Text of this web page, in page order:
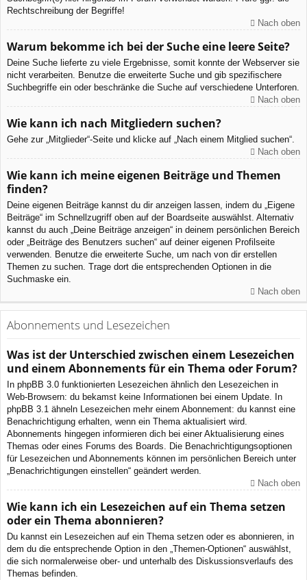
Rechtschreibung der Begriffe!
Nach oben
Warum bekomme ich bei der Suche eine leere Seite?
Deine Suche lieferte zu viele Ergebnisse, somit konnte der Webserver sie
nicht verarbeiten. Benutze die erweiterte Suche und gib spezifischere
Suchbegriffe ein oder beschränke die Suche auf verschiedene Unterforen.
Nach oben
Wie kann ich nach Mitgliedern suchen?
Gehe zur „Mitglieder“-Seite und klicke auf „Nach einem Mitglied suchen“.
Nach oben
Wie kann ich meine eigenen Beiträge und Themen
finden?
Deine eigenen Beiträge kannst du dir anzeigen lassen, indem du „Eigene
Beiträge“ im Schnellzugriff oben auf der Boardseite auswählst. Alternativ
kannst du auch „Deine Beiträge anzeigen“ in deinem persönlichen Bereich
oder „Beiträge des Benutzers suchen“ auf deiner eigenen Profilseite
verwenden. Benutze die erweiterte Suche, um nach von dir erstellen
Themen zu suchen. Trage dort die entsprechenden Optionen in die
Suchmaske ein.
Nach oben
Abonnements und Lesezeichen
Was ist der Unterschied zwischen einem Lesezeichen
und einem Abonnements für ein Thema oder Forum?
In phpBB 3.0 funktionierten Lesezeichen ähnlich den Lesezeichen in
Web-Browsern: du bekamst keine Informationen bei einem Update. In
phpBB 3.1 ähneln Lesezeichen mehr einem Abonnement: du kannst eine
Benachrichtigung erhalten, wenn ein Thema aktualisiert wird.
Abonnements hingegen informieren dich bei einer Aktualisierung eines
Themas oder eines Forums des Boards. Die Benachrichtigungsoptionen
für Lesezeichen und Abonnements können im persönlichen Bereich unter
„Benachrichtigungen einstellen“ geändert werden.
Nach oben
Wie kann ich ein Lesezeichen auf ein Thema setzen
oder ein Thema abonnieren?
Du kannst ein Lesezeichen auf ein Thema setzen oder es abonnieren, in
dem du die entsprechende Option in den „Themen-Optionen“ auswählst,
die sich normalerweise ober- und unterhalb des Diskussionsverlaufs des
Themas befinden.